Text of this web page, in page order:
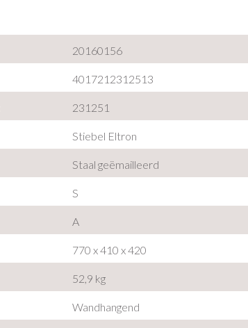
20160156
4017212312513
231251
Stiebel Eltron
Staal geëmailleerd
S
A
770 x 410 x 420
52,9 kg
Wandhangend